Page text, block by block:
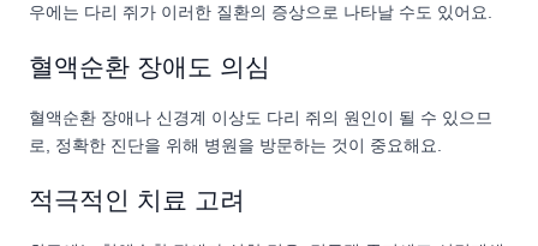
우에는 다리 쥐가 이러한 질환의 증상으로 나타날 수도 있어요.
혈액순환 장애도 의심
혈액순환 장애나 신경계 이상도 다리 쥐의 원인이 될 수 있으므
로, 정확한 진단을 위해 병원을 방문하는 것이 중요해요.
적극적인 치료 고려